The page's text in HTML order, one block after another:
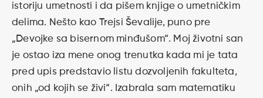
istoriju umetnosti i da pišem knjige o umetničkim
delima. Nešto kao Trejsi Ševalije, puno pre
„Devojke sa bisernom minđušom“. Moj životni san
je ostao iza mene onog trenutka kada mi je tata
pred upis predstavio listu dozvoljenih fakulteta,
onih „od kojih se živi“. Izabrala sam matematiku